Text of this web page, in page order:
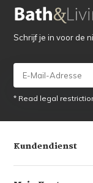
Schrijf je in voor de
* Read legal
Kundendienst